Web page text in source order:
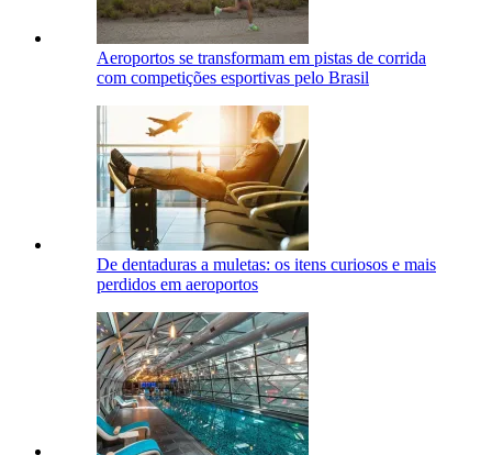
Aeroportos se transformam em pistas de corrida
com competições esportivas pelo Brasil
De dentaduras a muletas: os itens curiosos e mais
perdidos em aeroportos